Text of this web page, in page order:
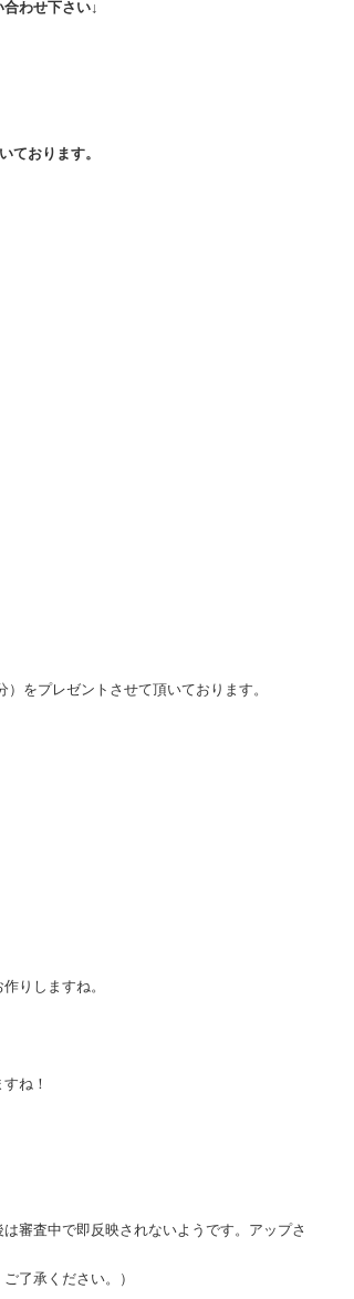
わせ下さい↓
ております。
をプレゼントさせて頂いております。
りしますね。
ね！
審査中で即反映されないようです。アップさ
了承ください。）